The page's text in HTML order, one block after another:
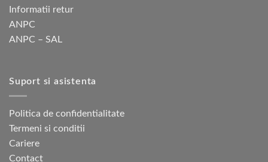
Informatii retur
ANPC
ANPC – SAL
Suport si asistenta
Politica de confidentialitate
Termeni si conditii
Cariere
Contact